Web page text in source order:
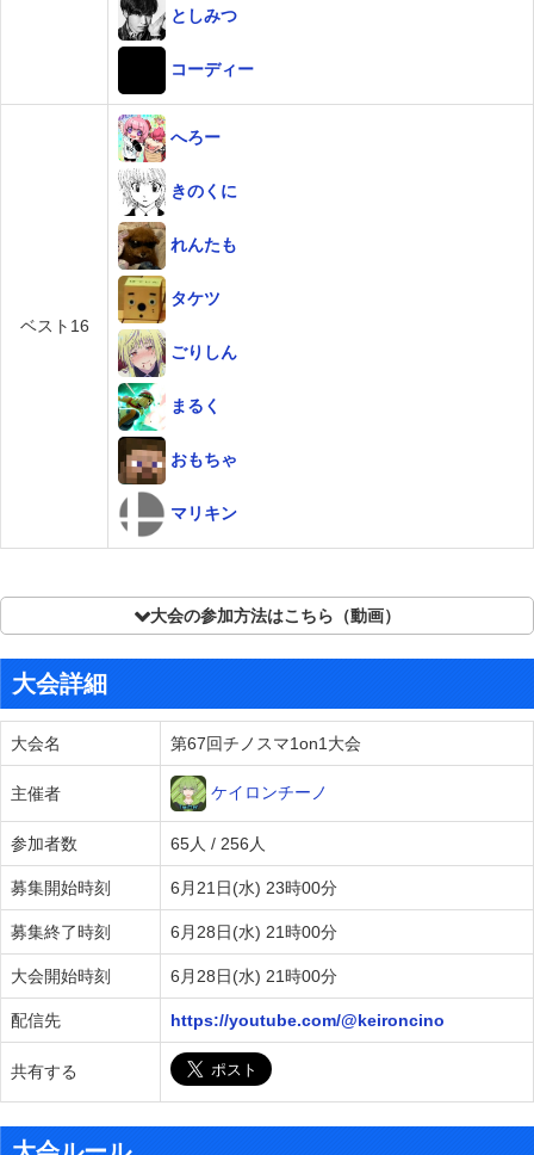
としみつ
コーディー
ベスト16
へろー
きのくに
れんたも
タケツ
ごりしん
まるく
おもちゃ
マリキン
大会の参加方法はこちら（動画）
大会詳細
大会名 第67回チノスマ1on1大会
主催者 ケイロンチーノ
参加者数 65人 / 256人
募集開始時刻 6月21日(水) 23時00分
募集終了時刻 6月28日(水) 21時00分
大会開始時刻 6月28日(水) 21時00分
配信先 https://youtube.com/@keironcino
共有する